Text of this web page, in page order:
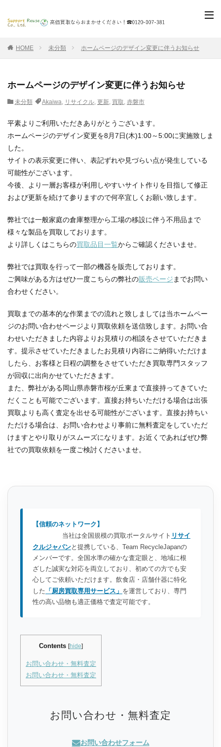
HOME 未分類 ホームページのデザイン変更に伴うお知らせ
ホームページのデザイン変更に伴うお知らせ
未分類 Akaiwa, リサイクル, 更新, 買取, 赤磐市
平素よりご利用いただきありがとうございます。
ホームページのデザイン変更を8月7日(木)1:00～5:00に実施致しま
した。
サイトの表示変更に伴い、表記ずれや見づらい点が発生している
可能性がございます。
今後、より一層お客様が利用しやすいサイト作りを目指して修正
および更新を続けて参りますので何卒宜しくお願い致します。
弊社では一般家庭の倉庫整理から工場の移設に伴う不用品まで
様々な製品を買取しております。
より詳しくはこちらの買取品目一覧からご確認くださいませ。
弊社では買取を行って一部の機器を販売しております。
ご興味がある方はぜひ一度こちらの弊社の販売ページ までお問い
合わせください。
買取までの基本的な作業までの流れと致しましては当ホームペー
ジのお問い合わせページより買取依頼を送信致します。お問い合
わせいただきました内容よりお見積りの相談をさせていただきま
す。提示させていただきましたお見積り内容にご納得いただけま
したら、お客様と日程の調整をさせていただき買取専門スタッフ
が回収に出向かせていただきます。
また、弊社がある岡山県赤磐市桜が丘東まで直接持ってきていた
だくことも可能でございます。直接お持ちいただける場合は出張
買取よりも高く査定を出せる可能性がございます。直接お持ちい
ただける場合は、お問い合わせより事前に無料査定をしていただ
けますとやり取りがスムーズになります。お近くであればぜひ弊
社での買取依頼を一度ご検討くださいませ。
【信頼のネットワーク】
当社は全国規模の買取ポータルサイト リサイ
クルジャパンと提携している、Team RecycleJapanの
メンバーです。全国水準の確かな査定眼と、地域に根
ざした誠実な対応を両立しており、初めての方でも安
心してご依頼いただけます。飲食店・店舗什器に特化
した 「厨房買取専用サービス」 を運営しており、専門
性の高い品物も適正価格で査定可能です。
Contents [hide]
お問い合わせ・無料査定
お問い合わせ・無料査定
お問い合わせ・無料査定
お問い合わせフォーム